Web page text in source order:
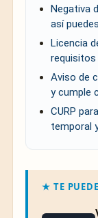
Negativa
así
Licencia
Aviso de
y cumple
CURP
temporal
★ TE